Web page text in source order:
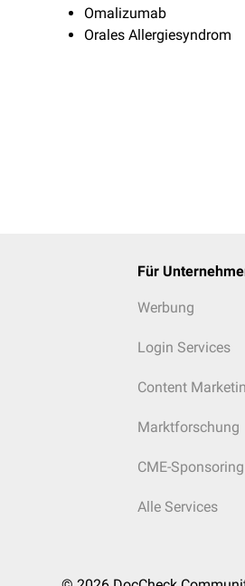
Omalizumab
Orales Allergiesyndrom
Für
Werbung
Login Services
Content
Marktforschung
CME-Sponsoring
Alle Services